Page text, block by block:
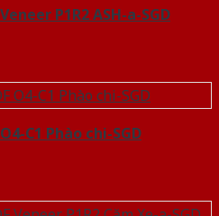
P1R2 ASH-a-SGD
C1 Phào chi-SGD